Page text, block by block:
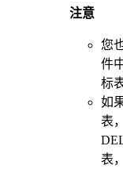
注意
您
件
标
如
表
表